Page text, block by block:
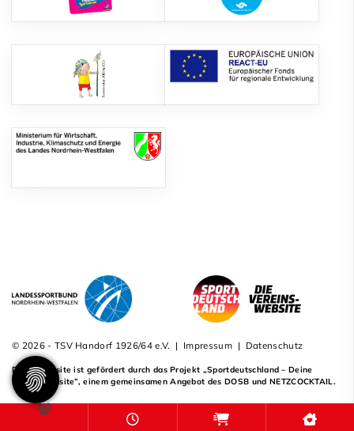
© 2026 - TSV Handorf 1926/64 e.V. | Impressum | Datenschutz
Diese Website ist gefördert durch das Projekt „Sportdeutschland – Deine
Vereinswebsite”, einem gemeinsamen Angebot des DOSB und NETZCOCKTAIL.